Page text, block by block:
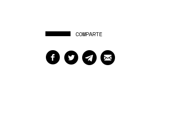
COMPARTE